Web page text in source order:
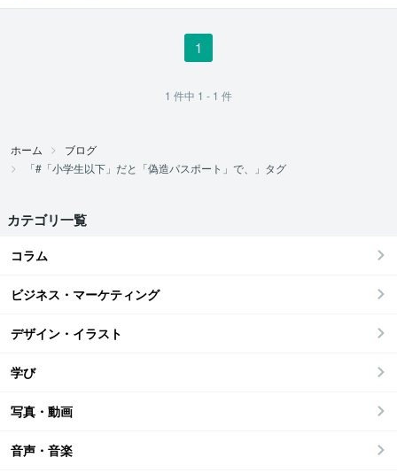
1
1 件中 1 - 1 件
ホーム
ブログ
「#「小学生以下」だと「偽造パスポート」で、」タグ
カテゴリ一覧
コラム
ビジネス・マーケティング
デザイン・イラスト
学び
写真・動画
音声・音楽